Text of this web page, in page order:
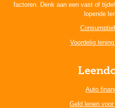
factoren. Denk aan een vast of
lopende
Voordelig
Auto
Geld lenen